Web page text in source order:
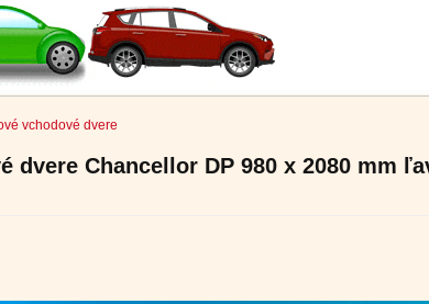
vchodové dvere
dvere Chancellor DP 980 x 2080 mm